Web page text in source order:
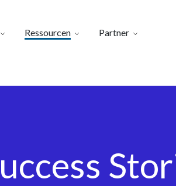
Ressourcen Partner